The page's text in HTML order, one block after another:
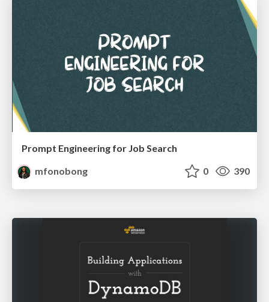
Prompt Engineering for Job Search
mfonobong
0 390